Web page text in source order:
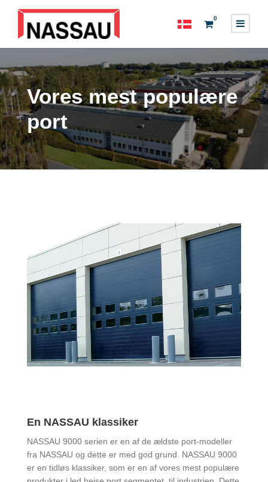
0
Vores mest populære
port
En NASSAU klassiker
NASSAU 9000 serien er en af de ældste port-modeller
fra NASSAU og dette er med god grund. NASSAU 9000
er en tidløs klassiker, som er en af vores mest populære